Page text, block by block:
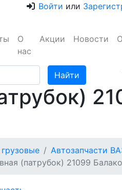
Войти или
О
нас
Акции Новости
Автозапчасти
(патрубок) 21099